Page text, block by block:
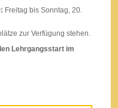
Freitag bis Sonntag, 20.
zur Verfügung stehen.
Lehrgangsstart im